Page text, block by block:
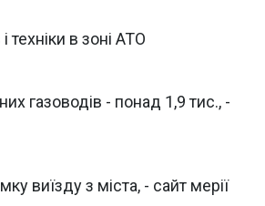
техніки в зоні АТО
газоводів - понад 1,9 тис., -
виїзду з міста, - сайт мерії